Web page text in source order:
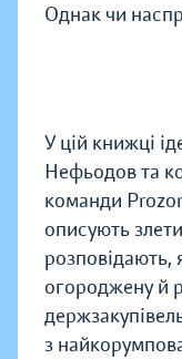
Однак чи
У цій книжці
Нефьодов та
команди
описують
розповідають,
огороджену й
з